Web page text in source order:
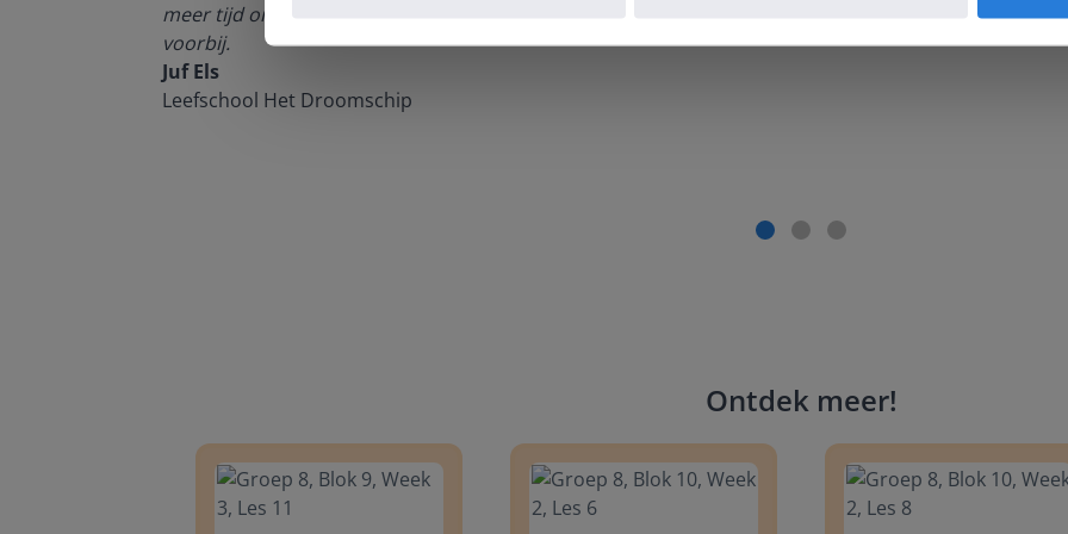
meer tijd om echt elke leerling de nodige aandacht te geven. Zinloos tijdsverlies van o.a. verbeteren
voorbij.
Juf Els
Leefschool Het Droomschip
Ontdek meer!